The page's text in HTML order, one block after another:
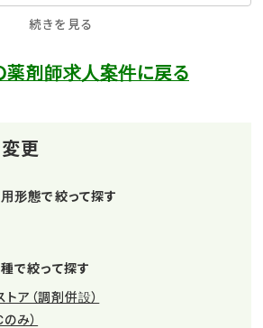
続きを見る
薬剤師求人案件に戻る
更
形態で絞って探す
で絞って探す
トア（調剤併設）
み）